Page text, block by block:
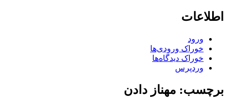
اطلاعات
ورود
خوراک ورودی‌ها
خوراک دیدگاه‌ها
وردپرس
برچسب: مهناز دادن